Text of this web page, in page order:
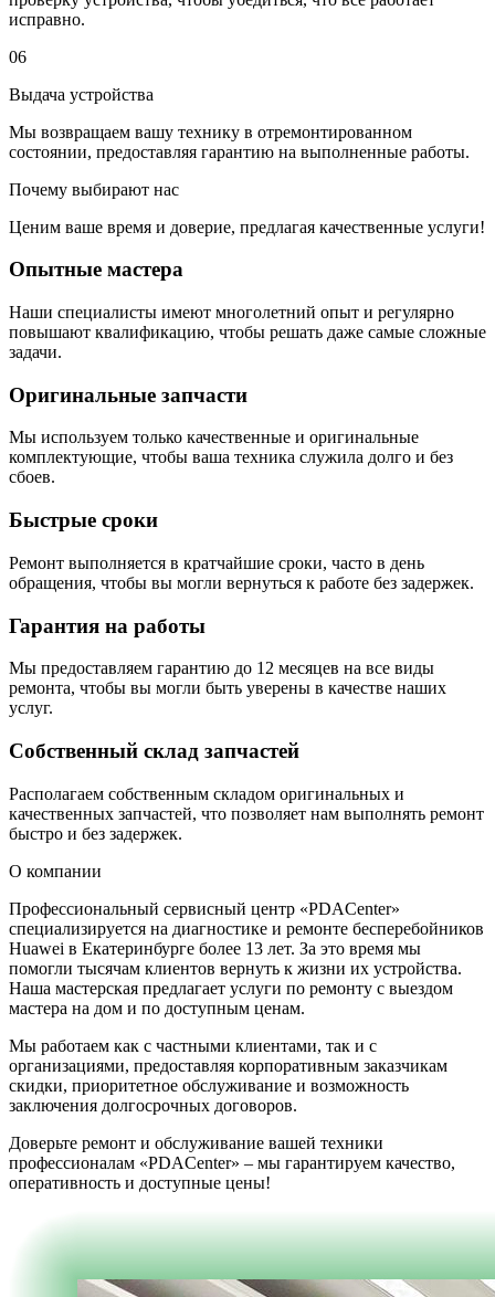
исправно.
06
Выдача устройства
Мы возвращаем вашу технику в отремонтированном
состоянии, предоставляя гарантию на выполненные работы.
Почему выбирают нас
Ценим ваше время и доверие, предлагая качественные услуги!
Опытные мастера
Наши специалисты имеют многолетний опыт и регулярно
повышают квалификацию, чтобы решать даже самые сложные
задачи.
Оригинальные запчасти
Мы используем только качественные и оригинальные
комплектующие, чтобы ваша техника служила долго и без
сбоев.
Быстрые сроки
Ремонт выполняется в кратчайшие сроки, часто в день
обращения, чтобы вы могли вернуться к работе без задержек.
Гарантия на работы
Мы предоставляем гарантию до 12 месяцев на все виды
ремонта, чтобы вы могли быть уверены в качестве наших
услуг.
Собственный склад запчастей
Располагаем собственным складом оригинальных и
качественных запчастей, что позволяет нам выполнять ремонт
быстро и без задержек.
О компании
Профессиональный сервисный центр «PDACenter»
специализируется на диагностике и ремонте бесперебойников
Huawei в Екатеринбурге более 13 лет. За это время мы
помогли тысячам клиентов вернуть к жизни их устройства.
Наша мастерская предлагает услуги по ремонту с выездом
мастера на дом и по доступным ценам.
Мы работаем как с частными клиентами, так и с
организациями, предоставляя корпоративным заказчикам
скидки, приоритетное обслуживание и возможность
заключения долгосрочных договоров.
Доверьте ремонт и обслуживание вашей техники
профессионалам «PDACenter» – мы гарантируем качество,
оперативность и доступные цены!